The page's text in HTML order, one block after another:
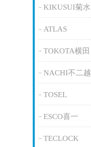
KIKUSUI菊水
ATLAS
TOKOTA横田
NACHI不二越
TOSEL
ESCO喜一
TECLOCK